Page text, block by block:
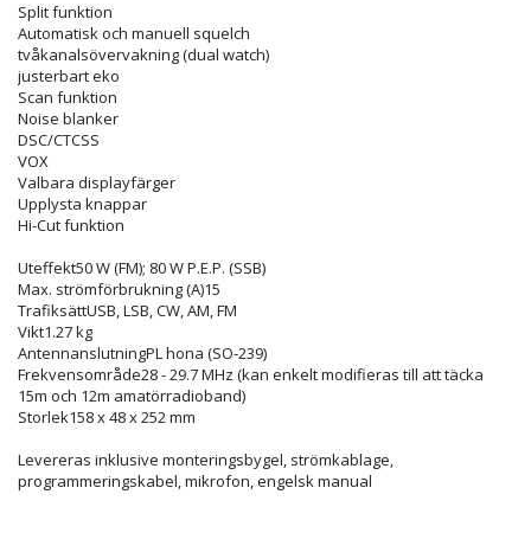
Split funktion
Automatisk och manuell squelch
tvåkanalsövervakning (dual watch)
justerbart eko
Scan funktion
Noise blanker
DSC/CTCSS
VOX
Valbara displayfärger
Upplysta knappar
Hi-Cut funktion
Uteffekt50 W (FM); 80 W P.E.P. (SSB)
Max. strömförbrukning (A)15
TrafiksättUSB, LSB, CW, AM, FM
Vikt1.27 kg
AntennanslutningPL hona (SO-239)
Frekvensområde28 - 29.7 MHz (kan enkelt modifieras till att täcka
15m och 12m amatörradioband)
Storlek158 x 48 x 252 mm
Levereras inklusive monteringsbygel, strömkablage,
programmeringskabel, mikrofon, engelsk manual